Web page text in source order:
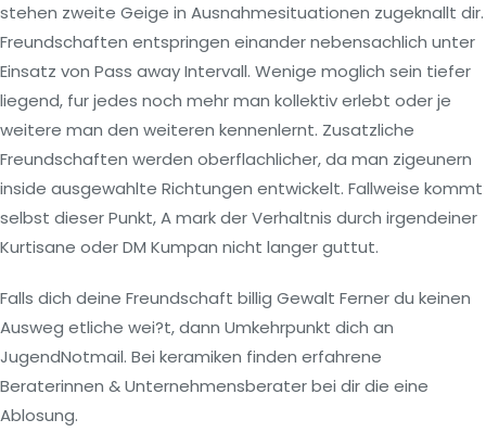
stehen zweite Geige in Ausnahmesituationen zugeknallt dir.
Freundschaften entspringen einander nebensachlich unter
Einsatz von Pass away Intervall. Wenige moglich sein tiefer
liegend, fur jedes noch mehr man kollektiv erlebt oder je
weitere man den weiteren kennenlernt. Zusatzliche
Freundschaften werden oberflachlicher, da man zigeunern
inside ausgewahlte Richtungen entwickelt. Fallweise kommt
selbst dieser Punkt, A mark der Verhaltnis durch irgendeiner
Kurtisane oder DM Kumpan nicht langer guttut.
Falls dich deine Freundschaft billig Gewalt Ferner du keinen
Ausweg etliche wei?t, dann Umkehrpunkt dich an
JugendNotmail. Bei keramiken finden erfahrene
Beraterinnen & Unternehmensberater bei dir die eine
Ablosung.